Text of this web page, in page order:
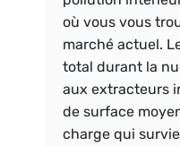
où vous vous
marché actuel.
total durant la
aux extracteurs
de surface
charge qui